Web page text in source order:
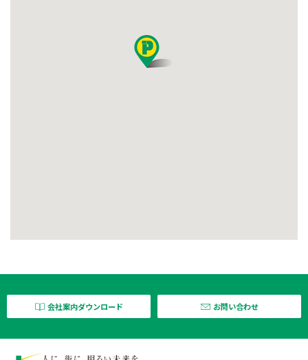
会社案内ダウンロード お問い合わせ